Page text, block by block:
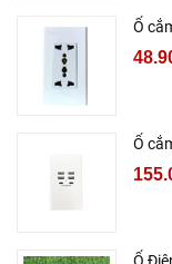
Ổ
Ổ